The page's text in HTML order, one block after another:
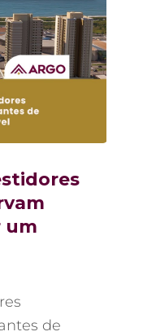
um
de